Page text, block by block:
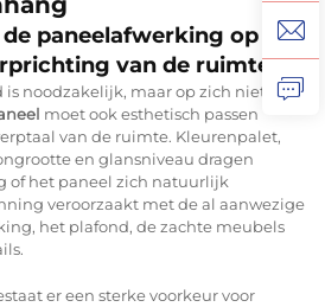
paneelafwerking op de
van de ruimte
noodzakelijk, maar op zich niet
moet ook esthetisch passen
van de ruimte. Kleurenpalet,
en glansniveau dragen
of het paneel zich natuurlijk
veroorzaakt met de al aanwezige
het plafond, de zachte meubels
er een sterke voorkeur voor